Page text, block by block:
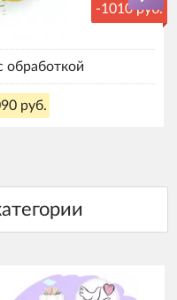
-1010 руб.
обработкой
руб.